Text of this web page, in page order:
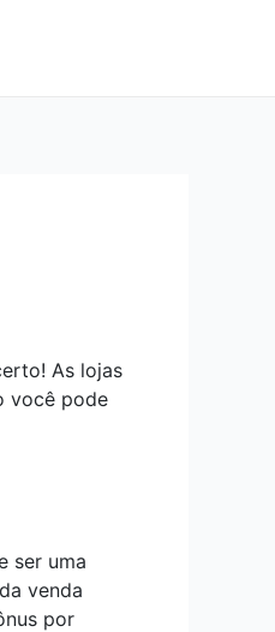
As lojas
você pode
ser uma
venda
por